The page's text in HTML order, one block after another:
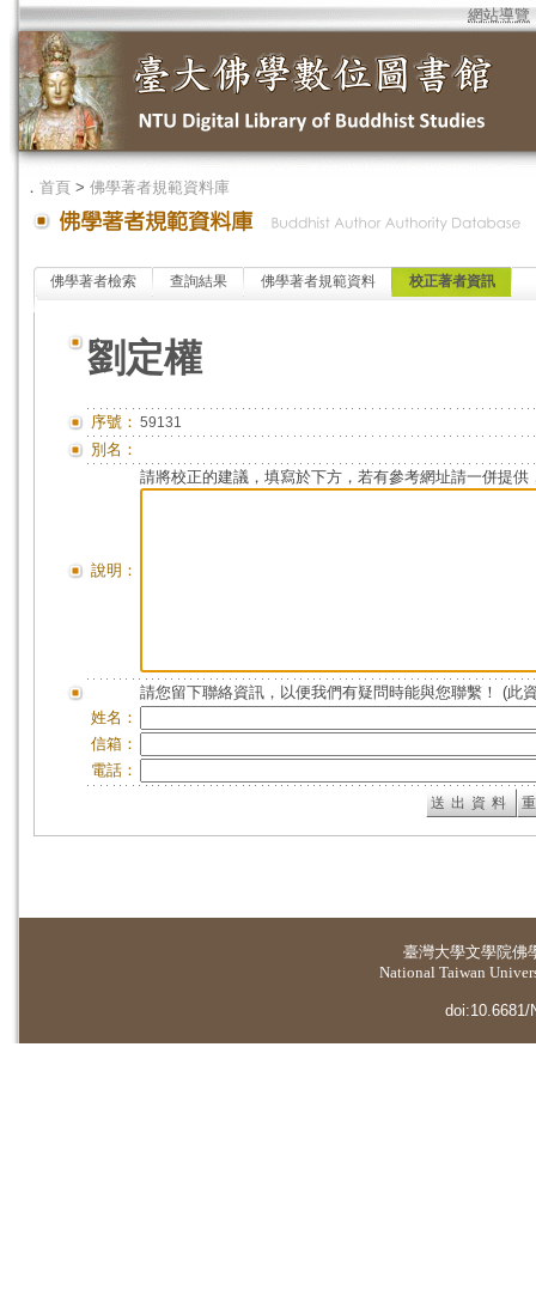
網站導覽
． 首頁 > 佛學著者規範資料庫
佛學著者檢索 查詢結果 佛學著者規範資料 校正著者資訊
劉定權
序號： 59131
別名：
說明：
請將校正的建議，填寫於下方，若有參考網址請一併提供
請您留下聯絡資訊，以便我們有疑問時能與您聯繫！ (此
姓名：
信箱：
電話：
臺灣大學文學院佛
National Taiwan
doi:10.6681/